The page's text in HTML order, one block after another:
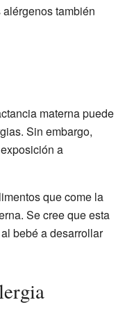
también
materna puede
Sin embargo,
a
que come la
Se cree que esta
bebé a desarrollar